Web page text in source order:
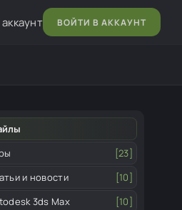
ВОЙТИ В АККАУНТ
[23]
и новости
[10]
3ds Max
[10]